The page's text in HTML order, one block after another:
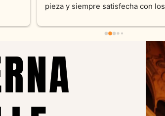
pieza y siempre satisfecha con los
recomendable